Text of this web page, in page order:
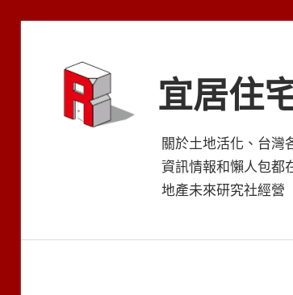
宜居住
關於土地活化、台灣
資訊情報和懶人包都
地產未來研究社經營